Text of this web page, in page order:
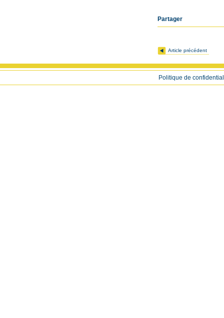
Partager
Article précédent
Politique de